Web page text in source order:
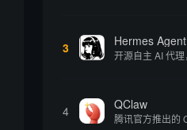
3 Hermes Agent
4 QClaw